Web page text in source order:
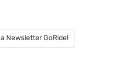
Newsletter GoRide!